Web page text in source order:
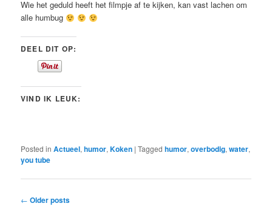
Wie het geduld heeft het filmpje af te kijken, kan vast lachen om
alle humbug
DEEL DIT OP:
VIND IK LEUK:
Posted in Actueel,humor,Koken |Tagged humor,overbodig,water,
you tube
Post
← Older posts